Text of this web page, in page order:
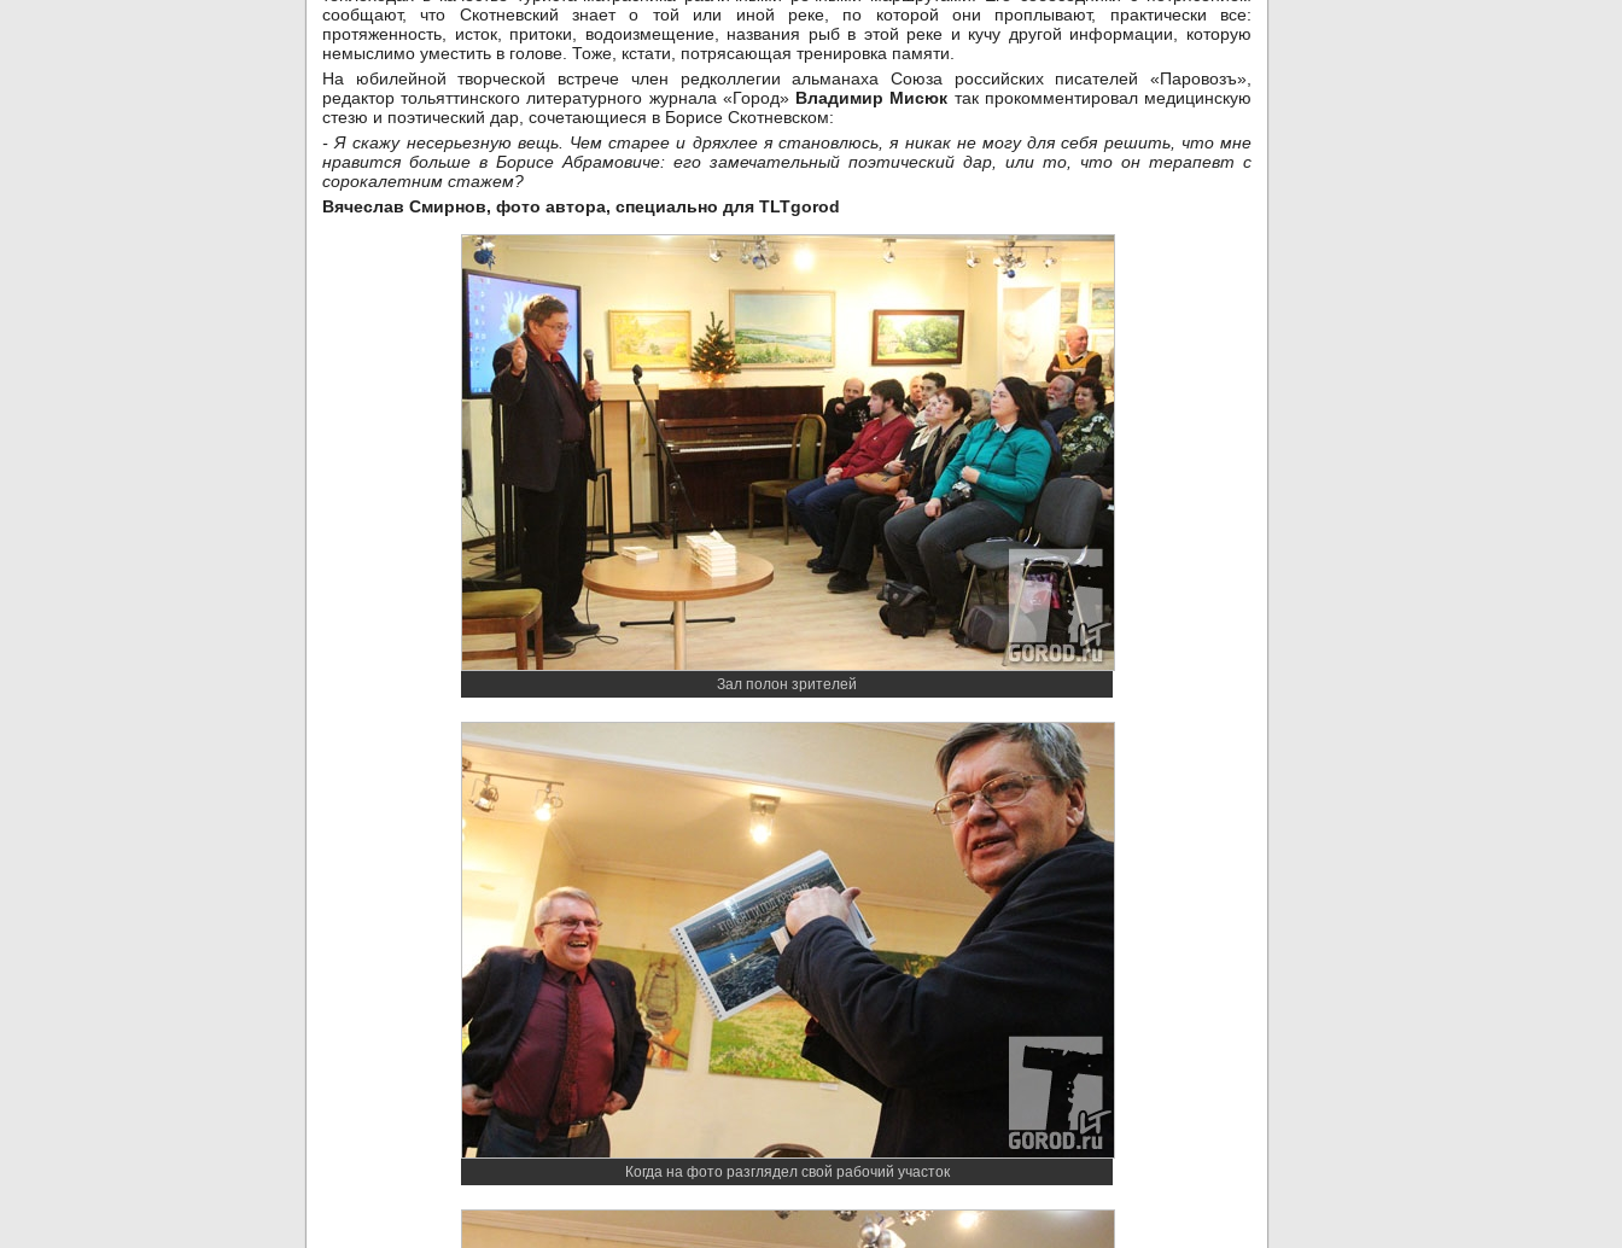
сообщают, что Скотневский знает о той или иной реке, по которой они проплывают, практически все:
протяженность, исток, притоки, водоизмещение, названия рыб в этой реке и кучу другой информации, которую
немыслимо уместить в голове. Тоже, кстати, потрясающая тренировка памяти.
На юбилейной творческой встрече член редколлегии альманаха Союза российских писателей «Паровозъ»,
редактор тольяттинского литературного журнала «Город» Владимир Мисюк так прокомментировал медицинскую
стезю и поэтический дар, сочетающиеся в Борисе Скотневском:
- Я скажу несерьезную вещь. Чем старее и дряхлее я становлюсь, я никак не могу для себя решить, что мне
нравится больше в Борисе Абрамовиче: его замечательный поэтический дар, или то, что он терапевт с
сорокалетним стажем?
Вячеслав Смирнов, фото автора, специально для TLTgorod
Зал полон зрителей
Когда на фото разглядел свой рабочий участок